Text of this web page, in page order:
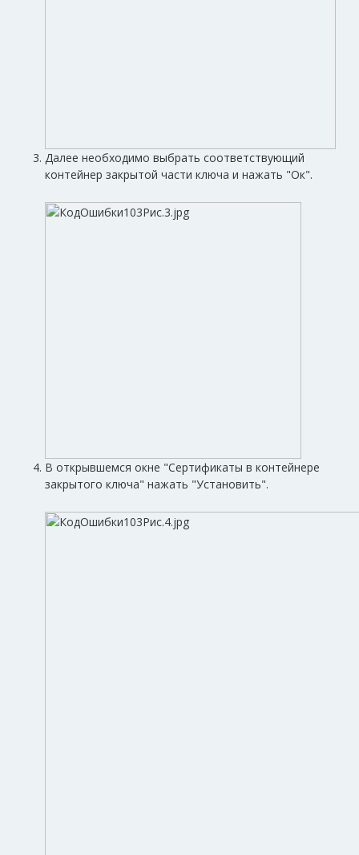
Далее необходимо выбрать соответствующий
контейнер закрытой части ключа и нажать "Ок".
В открывшемся окне "Сертификаты в контейнере
закрытого ключа" нажать "Установить".